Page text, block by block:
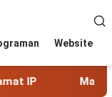
Website
GeoLite: